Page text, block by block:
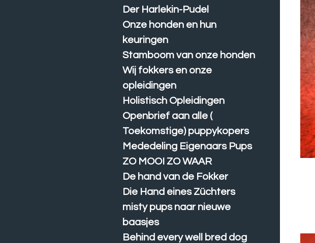
Der Harlekin-Pudel
Onze honden en hun
keuringen
Stamboom van onze honden
Wij fokkers en onze
opleidingen
Holistisch Opleidingen
Openbrief aan alle (
Toekomstige) puppykopers
Mededeling Eigenaars Pups
ZO MOOI ZO WAAR
De hand van de Fokker
Die Hand eines Züchters
misty pups naar nieuwe
baasjes
Behind every well bred dog